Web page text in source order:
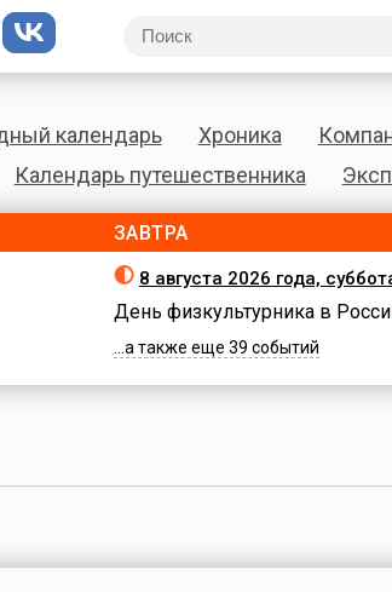
календарь Хроника
Календарь путешественника
ЗАВТРА
8 августа 2026 года,
День физкультурника в
...а также еще 39 событий